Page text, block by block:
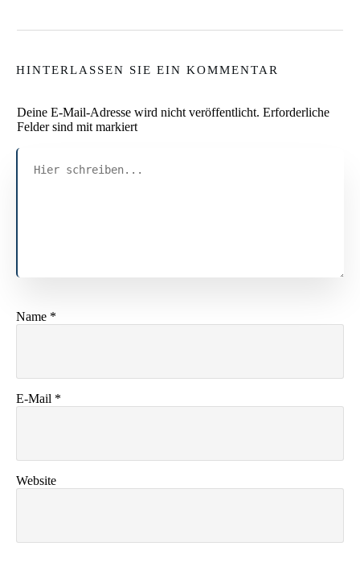
HINTERLASSEN SIE EIN KOMMENTAR
Deine E-Mail-Adresse wird nicht veröffentlicht. Erforderliche
Felder sind mit markiert
Name *
E-Mail *
Website